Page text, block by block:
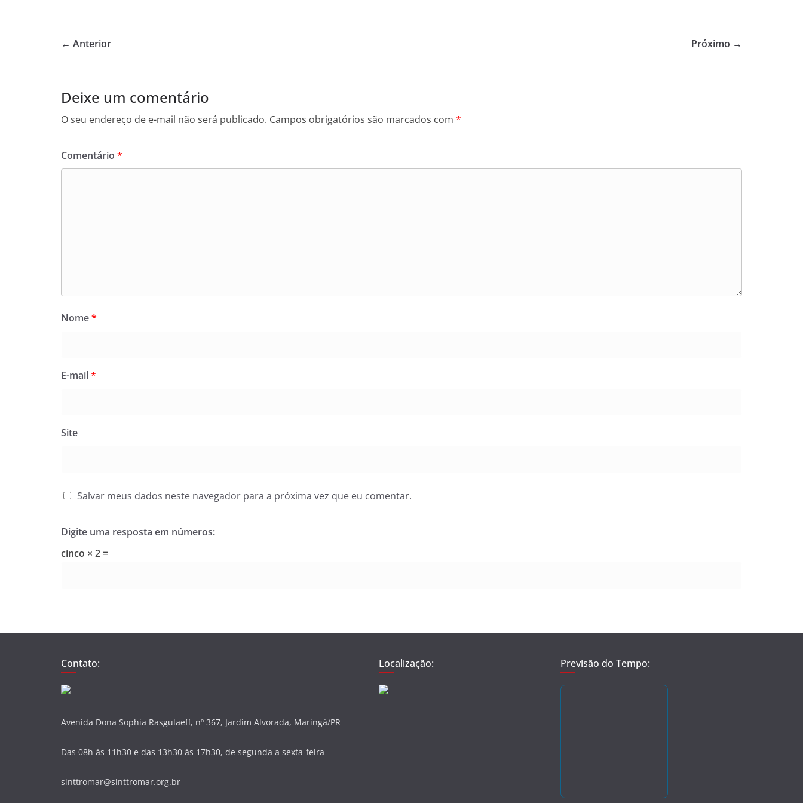
e
o
k
p
← Anterior Próximo →
Deixe um comentário
O seu endereço de e-mail não será publicado. Campos obrigatórios são marcados com *
Comentário *
Nome*
E-mail*
Site
Salvar meus dados neste navegador para a próxima vez que eu comentar.
Digite uma resposta em números:
cinco × 2 =
Contato:
Avenida Dona Sophia Rasgulaeff, nº 367, Jardim Alvorada, Maringá/PR
Das 08h às 11h30 e das 13h30 às 17h30, de segunda a sexta-feira
sinttromar@sinttromar.org.br
Localização: Previsão do Tempo: